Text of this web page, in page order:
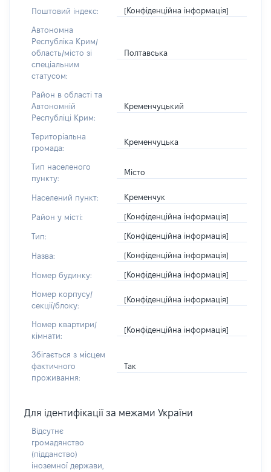
Поштовий індекс: [Конфіденційна інформація]
Автономна
Республіка Крим/
область/місто зі
спеціальним
статусом:
Полтавська
Район в області та
Автономній
Республіці Крим:
Кременчуцький
Територіальна
громада:
Кременчуцька
Тип населеного
пункту:
Місто
Населений пункт: Кременчук
Район у місті: [Конфіденційна інформація]
Тип: [Конфіденційна інформація]
Назва: [Конфіденційна інформація]
Номер будинку: [Конфіденційна інформація]
Номер корпусу/
секції/блоку:
[Конфіденційна інформація]
Номер квартири/
кімнати:
[Конфіденційна інформація]
Збігається з місцем
фактичного
проживання:
Так
Для ідентифікації за межами України
Відсутнє
громадянство
(підданство)
іноземної держави,